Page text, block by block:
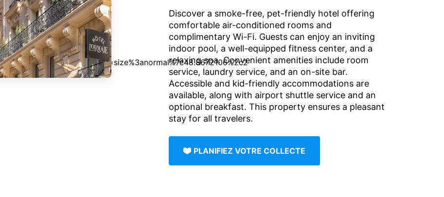
Discover a smoke-free, pet-friendly hotel offering
comfortable air-conditioned rooms and
complimentary Wi-Fi. Guests can enjoy an inviting
indoor pool, a well-equipped fitness center, and a
relaxing spa. Convenient amenities include room
service, laundry service, and an on-site bar.
Accessible and kid-friendly accommodations are
available, along with airport shuttle service and an
optional breakfast. This property ensures a pleasant
stay for all travelers.
PLANIFIEZ VOTRE COLLECTE